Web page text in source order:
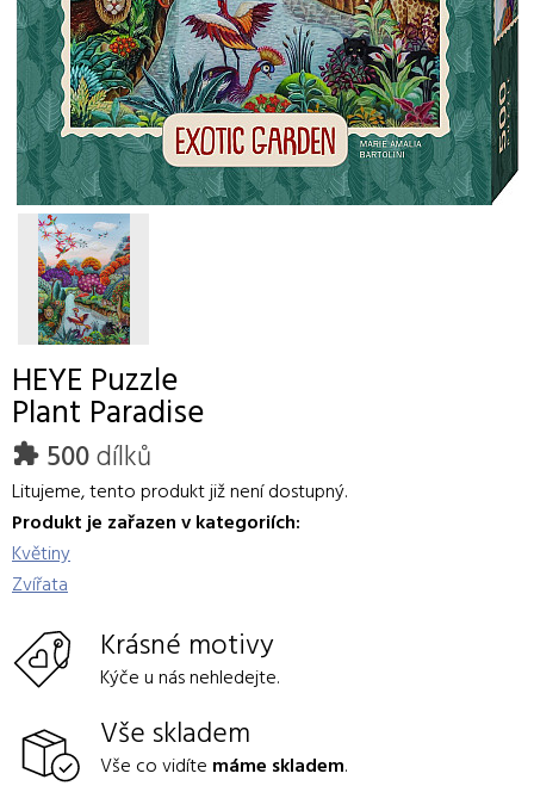
HEYE Puzzle
Plant Paradise
500dílků
Litujeme, tento produkt již není dostupný.
Produkt je zařazen v kategoriích:
Květiny
Zvířata
Krásné motivy
Kýče u nás nehledejte.
Vše skladem
Vše co vidíte máme skladem.